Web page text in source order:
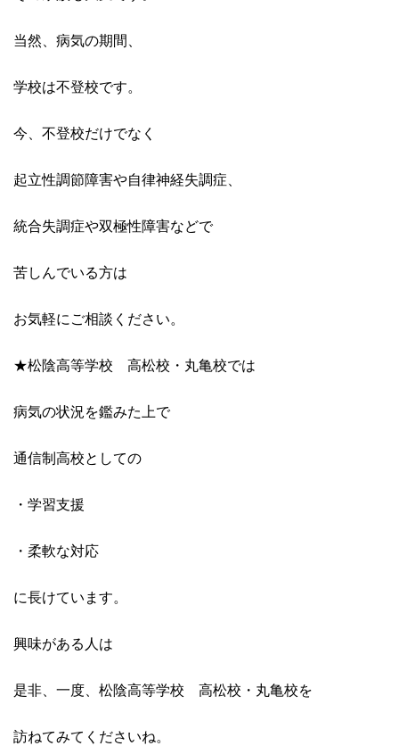
当然、病気の期間、
学校は不登校です。
今、不登校だけでなく
起立性調節障害や自律神経失調症、
統合失調症や双極性障害などで
苦しんでいる方は
お気軽にご相談ください。
★松陰高等学校 高松校・丸亀校では
病気の状況を鑑みた上で
通信制高校としての
・学習支援
・柔軟な対応
に長けています。
興味がある人は
是非、一度、松陰高等学校 高松校・丸亀校を
訪ねてみてくださいね。